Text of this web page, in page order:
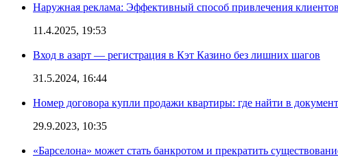
Наружная реклама: Эффективный способ привлечения клиентов
11.4.2025, 19:53
Вход в азарт — регистрация в Кэт Казино без лишних шагов
31.5.2024, 16:44
Номер договора купли продажи квартиры: где найти в
29.9.2023, 10:35
«Барселона» может стать банкротом и прекратить